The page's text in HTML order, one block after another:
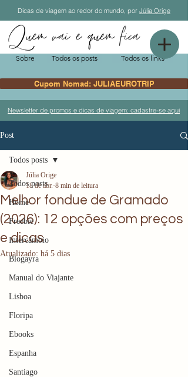
Sobre Todos os posts Todos os links
Cupom Nomad: JULIAEUROTRIP
Dicas de viagem ao redor do mundo, por Júlia Orige
Newsletter de promos e dicas de viagem: cadastre-se aqui
Post
Todos posts
Home
Freebie
Intercâmbio
Blogayra
Manual do Viajante
Lisboa
Floripa
Ebooks
Espanha
Santiago
Todos posts
Melhor fondue de Gramado
(2026): 12 opções com preços
e dicas
Júlia Orige
18 de abr. 8 min de leitura
Atualizado: há 5 dias